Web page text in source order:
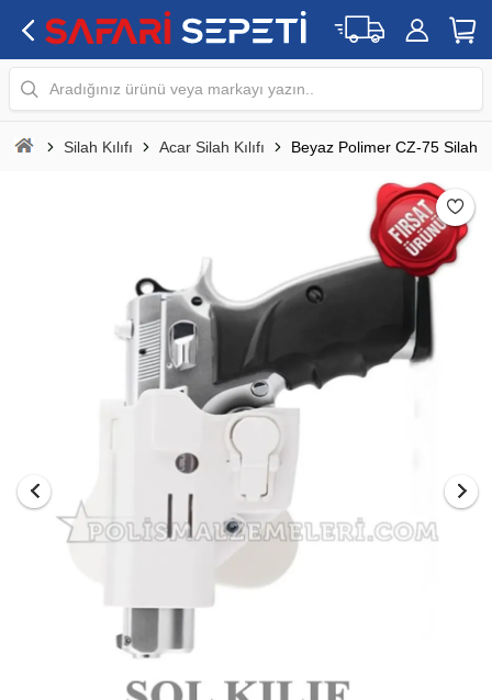
Aradığınız ürünü veya markayı yazın..
Silah Kılıfı Acar Silah Kılıfı Beyaz Polimer CZ-75 Silah